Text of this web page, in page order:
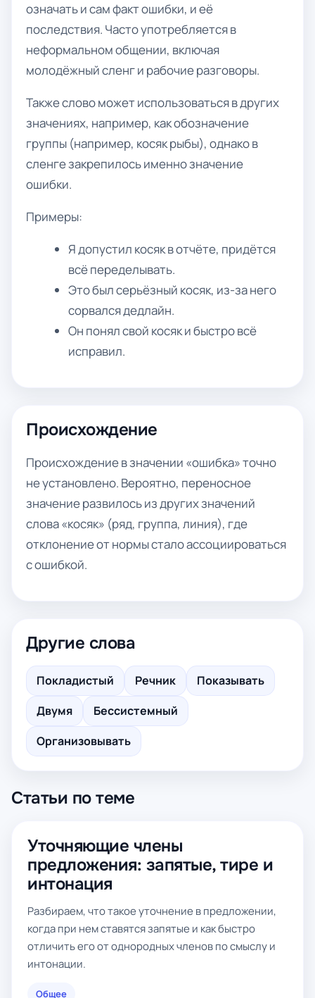
означать и сам факт ошибки, и её
последствия. Часто употребляется в
неформальном общении, включая
молодёжный сленг и рабочие разговоры.
Также слово может использоваться в других
значениях, например, как обозначение
группы (например, косяк рыбы), однако в
сленге закрепилось именно значение
ошибки.
Примеры:
Я допустил косяк в отчёте, придётся
всё переделывать.
Это был серьёзный косяк, из-за него
сорвался дедлайн.
Он понял свой косяк и быстро всё
исправил.
Происхождение
Происхождение в значении «ошибка» точно
не установлено. Вероятно, переносное
значение развилось из других значений
слова «косяк» (ряд, группа, линия), где
отклонение от нормы стало ассоциироваться
с ошибкой.
Другие слова
Покладистый Речник
Показывать
Двумя
Бессистемный
Организовывать
Статьи по теме
Уточняющие члены
предложения: запятые, тире и
интонация
Разбираем, что такое уточнение в предложении,
когда при нем ставятся запятые и как быстро
отличить его от однородных членов по смыслу и
интонации.
Общее